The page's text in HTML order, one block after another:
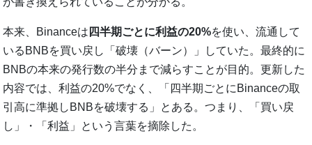
本来、Binanceは 四半期ごとに利益の20%を使い、流通して
いるBNBを買い戻し「破壊（バーン）」していた。最終的に
BNBの本来の発行数の半分まで減らすことが目的。更新した
内容では、利益の20%でなく、「四半期ごとにBinanceの取
引高に準拠しBNBを破壊する」とある。つまり、「買い戻
し」・「利益」という言葉を摘除した。